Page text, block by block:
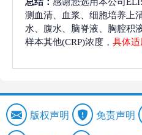
测血清、血浆、细胞培养上
水、腹水、脑脊液、胸腔积
样本其他(CRP)浓度， 具体
版权声明 免责声明